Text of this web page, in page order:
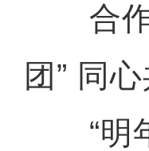
合作
团” 同
“明年